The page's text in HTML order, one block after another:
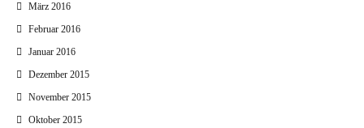
März 2016
Februar 2016
Januar 2016
Dezember 2015
November 2015
Oktober 2015